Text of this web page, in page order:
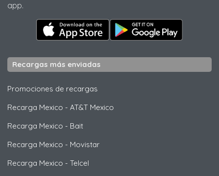
app.
Recargas más enviadas
Promociones de recargas
Recarga Mexico - AT&T Mexico
Recarga Mexico - Bait
Recarga Mexico - Movistar
Recarga Mexico - Telcel